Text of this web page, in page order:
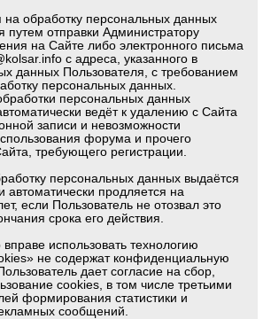
на обработку персональных данных
путем отправки Администратору
на Сайте либо электронного письма
с адреса, указанного в
данных Пользователя, с требованием
персональных данных.
персональных данных
ведёт к удалению с Сайта
записи и невозможности
форума и прочего
требующего регистрации.
персональных данных выдаётся
автоматически продляется на
если Пользователь не отозвал это
срока его действия.
использовать технологию
не содержат конфиденциальную
дает согласие на сбор,
cookies, в том числе третьими
формирования статистики и
сообщений.